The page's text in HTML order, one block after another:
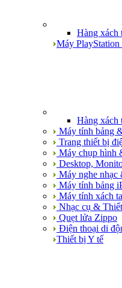
Hàng xách
Máy
Hàng xách
Máy tính bảng
Trang thiết bị
Máy chụp hình
Desktop,
Máy nghe nhạc
Máy tính bảng
Máy tính xách
Nhạc cụ &
Quẹt lửa Zippo
Điện thoại di
Thiết bị Y tế